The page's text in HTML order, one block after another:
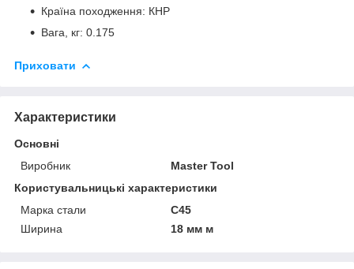
Країна походження: КНР
Вага, кг: 0.175
Приховати
Характеристики
Основні
Виробник
Master Tool
Користувальницькі характеристики
Марка стали
C45
Ширина
18 мм м